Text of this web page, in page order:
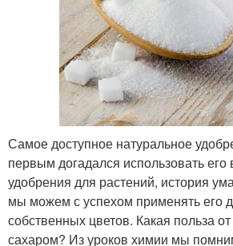
Самое доступное натуральное
первым догадался использовать его
удобрения для растений, история
мы можем с успехом применять его
собственных цветов. Какая польза
сахаром? Из уроков химии мы